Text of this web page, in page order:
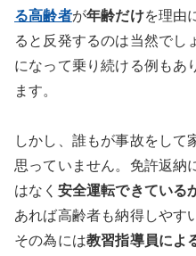
る高齢者が年齢だけを理由
ると反発するのは当然でし
になって乗り続ける例もあ
ます。
しかし、誰もが事故をして
思っていません。免許返納
はなく 安全運転できている
あれば高齢者も納得しやす
その為には教習指導員によ